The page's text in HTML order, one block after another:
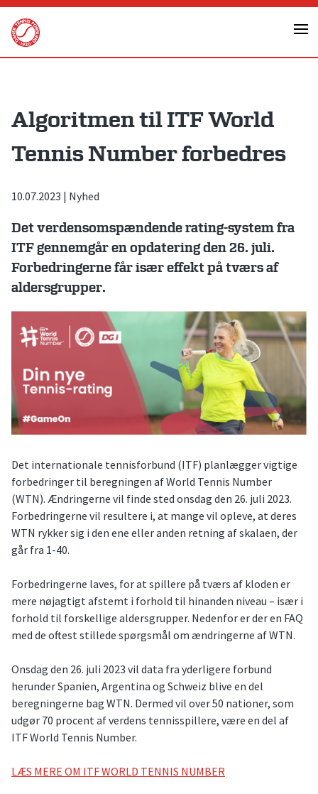
Skip
content
Algoritmen til ITF World
Tennis Number forbedres
10.07.2023 | Nyhed
Det verdensomspændende rating-system fra
ITF gennemgår en opdatering den 26. juli.
Forbedringerne får især effekt på tværs af
aldersgrupper.
Det internationale tennisforbund (ITF) planlægger vigtige
forbedringer til beregningen af World Tennis Number
(WTN). Ændringerne vil finde sted onsdag den 26. juli 2023.
Forbedringerne vil resultere i, at mange vil opleve, at deres
WTN rykker sig i den ene eller anden retning af skalaen, der
går fra 1-40.
Forbedringerne laves, for at spillere på tværs af kloden er
mere nøjagtigt afstemt i forhold til hinanden niveau – især i
forhold til forskellige aldersgrupper. Nedenfor er der en FAQ
med de oftest stillede spørgsmål om ændringerne af WTN.
Onsdag den 26. juli 2023 vil data fra yderligere forbund
herunder Spanien, Argentina og Schweiz blive en del
beregningerne bag WTN. Dermed vil over 50 nationer, som
udgør 70 procent af verdens tennisspillere, være en del af
ITF World Tennis Number.
LÆS MERE OM ITF WORLD TENNIS NUMBER